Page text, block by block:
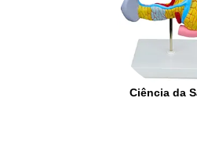
Ciência da